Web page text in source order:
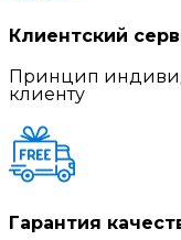
Клиентский
Принцип
клиенту
Гарантия